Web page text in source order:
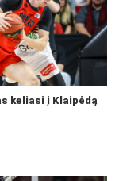
keliasi į Klaipėdą